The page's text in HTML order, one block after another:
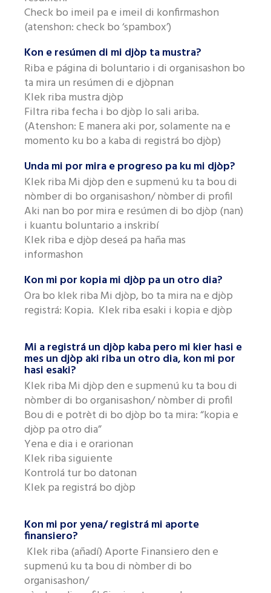
Check bo imeil pa e imeil di konfirmashon
(atenshon: check bo ‘spambox’)
Kon e resúmen di mi djòp ta mustra?
Riba e página di boluntario i di organisashon bo
ta mira un resúmen di e djòpnan
Klek riba mustra djòp
Filtra riba fecha i bo djòp lo sali ariba.
(Atenshon: E manera aki por, solamente na e
momento ku bo a kaba di registrá bo djòp)
Unda mi por mira e progreso pa ku mi djòp?
Klek riba Mi djòp den e supmenú ku ta bou di
nòmber di bo organisashon/ nòmber di profil
Aki nan bo por mira e resúmen di bo djòp (nan)
i kuantu boluntario a inskribí
Klek riba e djòp deseá pa haña mas
informashon
Kon mi por kopia mi djòp pa un otro dia?
Ora bo klek riba Mi djòp, bo ta mira na e djòp
registrá: Kopia. Klek riba esaki i kopia e djòp
Mi a registrá un djòp kaba pero mi kier hasi e
mes un djòp aki riba un otro dia, kon mi por
hasi esaki?
Klek riba Mi djòp den e supmenú ku ta bou di
nòmber di bo organisashon/ nòmber di profil
Bou di e potrèt di bo djòp bo ta mira: “kopia e
djòp pa otro dia”
Yena e dia i e orarionan
Klek riba siguiente
Kontrolá tur bo datonan
Klek pa registrá bo djòp
Kon mi por yena/ registrá mi aporte
finansiero?
Klek riba (añadí) Aporte Finansiero den e
supmenú ku ta bou di nòmber di bo
organisashon/